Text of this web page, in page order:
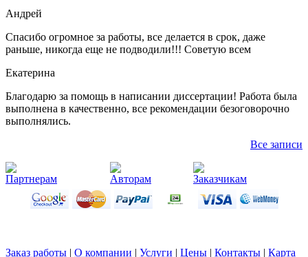
Андрей
Спасибо огромное за работы, все делается в срок, даже
раньше, никогда еще не подводили!!! Советую всем
Екатерина
Благодарю за помощь в написании диссертации! Работа была
выполнена в качественно, все рекомендации безоговорочно
выполнялись.
Все записи
Партнерам Авторам Заказчикам
Заказ работы | О компании | Услуги | Цены | Контакты | Карта